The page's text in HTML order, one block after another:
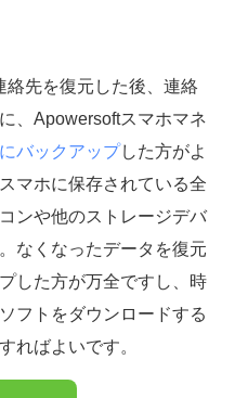
先を復元した後、連絡
、Apowersoftスマホマネ
バックアップした方がよ
マホに保存されている全
ンや他のストレージデバ
なくなったデータを復元
した方が万全ですし、時
フトをダウンロードする
ればよいです。